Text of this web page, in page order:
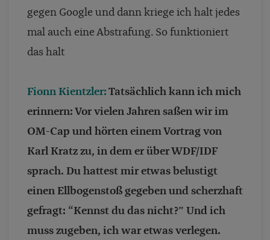
gegen Google und dann kriege ich halt jedes
mal auch eine Abstrafung. So funktioniert
das halt
Fionn Kientzler: Tatsächlich kann ich mich
erinnern: Vor vielen Jahren saßen wir im
OM-Cap und hörten einem Vortrag von
Karl Kratz zu, in dem er über WDF/IDF
sprach. Du hattest mir etwas belustigt
einen Ellbogenstoß gegeben und scherzhaft
gefragt: “Kennst du das nicht?” Und ich
muss zugeben, ich war etwas verlegen.